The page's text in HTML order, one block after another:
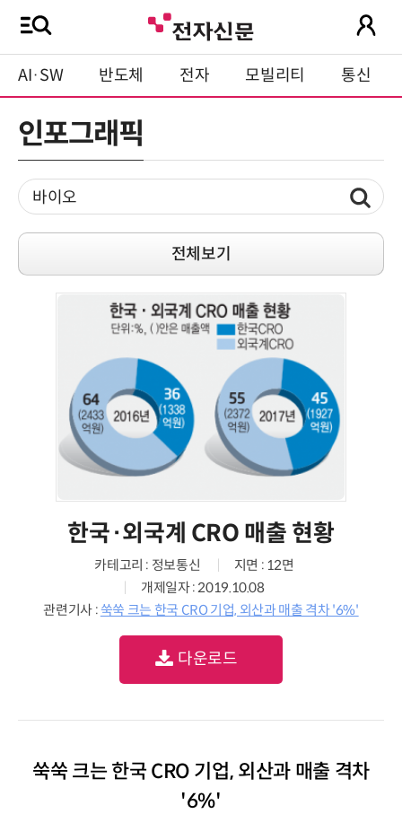
AI·SW 반도체 전자 모빌리티 통신
인포그래픽
전체보기
한국·외국계 CRO 매출 현황
카테고리 : 정보통신
지면 : 12면
개제일자 : 2019.10.08
관련기사 :쑥쑥 크는 한국 CRO 기업, 외산과 매출 격차 '6%'
다운로드
쑥쑥 크는 한국 CRO 기업, 외산과 매출 격차
'6%'